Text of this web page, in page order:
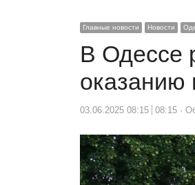
Главные новости Новости
В Одессе
оказанию
03.06.2025 08:15 08:15